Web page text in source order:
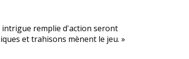
intrigue remplie d'action seront
et trahisons mènent le jeu. »